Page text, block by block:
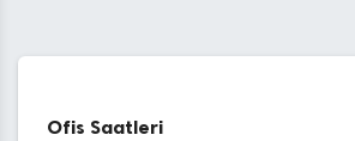
Ofis Saatleri